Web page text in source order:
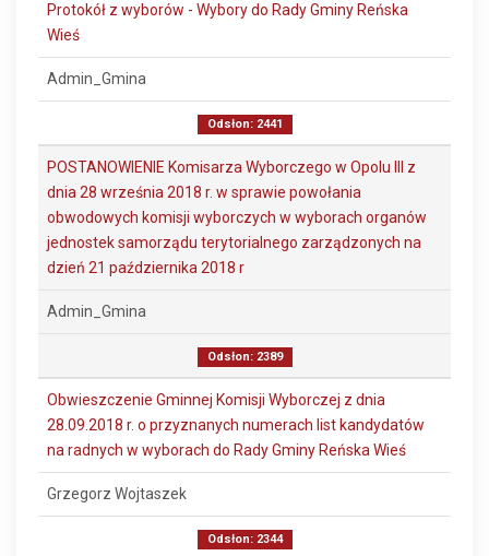
Protokół z wyborów - Wybory do Rady Gminy Reńska
Wieś
Admin_Gmina
Odsłon: 2441
POSTANOWIENIE Komisarza Wyborczego w Opolu III z
dnia 28 września 2018 r. w sprawie powołania
obwodowych komisji wyborczych w wyborach organów
jednostek samorządu terytorialnego zarządzonych na
dzień 21 października 2018 r
Admin_Gmina
Odsłon: 2389
Obwieszczenie Gminnej Komisji Wyborczej z dnia
28.09.2018 r. o przyznanych numerach list kandydatów
na radnych w wyborach do Rady Gminy Reńska Wieś
Grzegorz Wojtaszek
Odsłon: 2344